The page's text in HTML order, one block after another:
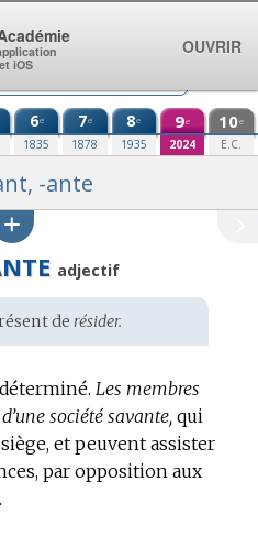
6e
1835
7e
1878
8e
1935
9e
2024
10e
E.C.
-ante
adjectif
de résider.
Les membres
société savante, qui
et peuvent assister
par opposition aux
iOS
OUVRIR